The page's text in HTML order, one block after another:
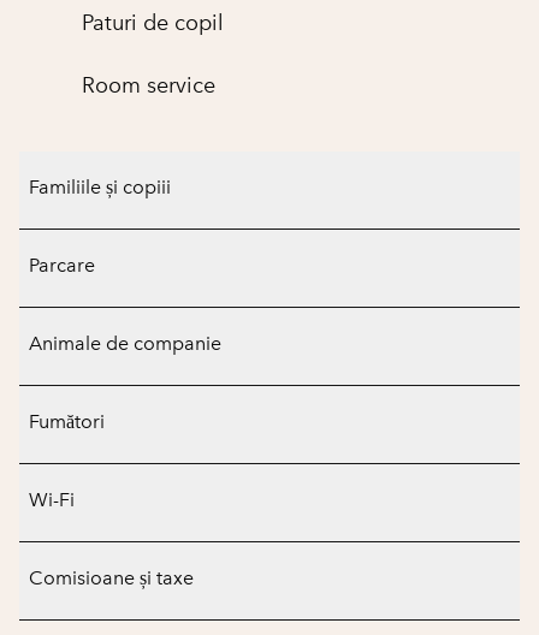
Paturi de copil
Room service
Familiile și copiii
Parcare
Animale de companie
Fumători
Wi-Fi
Comisioane și taxe